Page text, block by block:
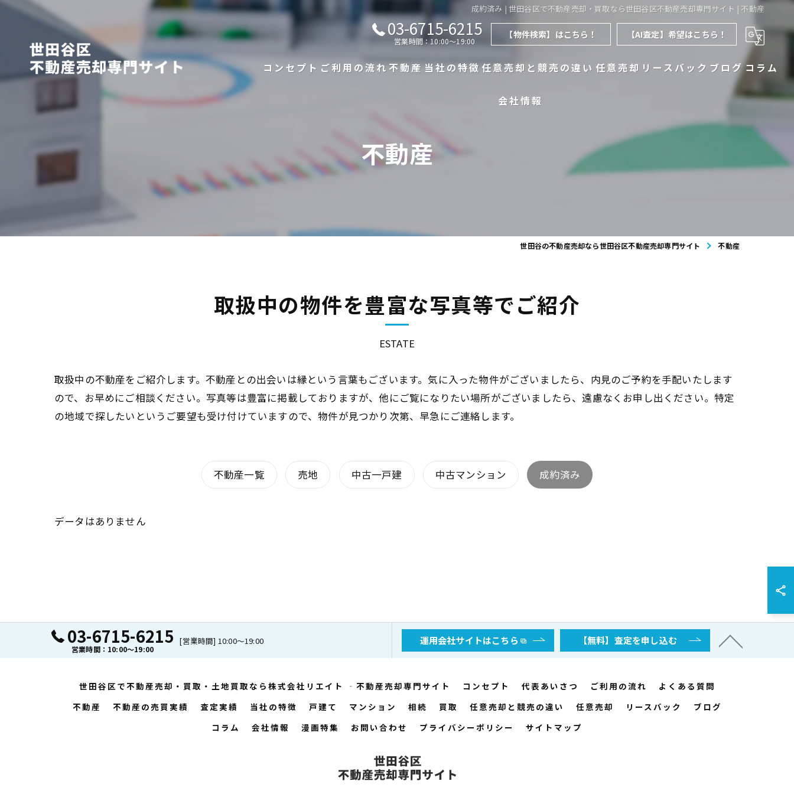
成約済み | 世田谷区で不動産売却・買取なら世田谷区不動産売却専門サイト | 不動産
03-6715-6215
営業時間：10:00～19:00
【物件検索】はこちら！ 【AI査定】希望はこちら！
コンセプト ご利用の流れ不動産
査定実績
当社の特徴任意売却と競売の違い 任意売却 リースバック ブログコラム
会社情報
不動産
世田谷の不動産売却なら世田谷区不動産売却専門サイト 不動産
取扱中の物件を豊富な写真等でご紹介
ESTATE
取扱中の不動産をご紹介します。不動産との出会いは縁という言葉もございます。気に入った物件がございましたら、内見のご予約を手配いたします
ので、お早めにご相談ください。写真等は豊富に掲載しておりますが、他にご覧になりたい場所がございましたら、遠慮なくお申し出ください。特定
の地域で探したいというご要望も受け付けていますので、物件が見つかり次第、早急にご連絡します。
不動産一覧 売地 中古一戸建 中古マンション 成約済み
データはありません
03-6715-6215
営業時間：10:00～19:00
[営業時間] 10:00〜19:00 運用会社サイトはこちら 【無料】査定を申し込む
世田谷区で不動産売却・買取・土地買取なら株式会社リエイト ‐不動産売却専門サイト コンセプト 代表あいさつ ご利用の流れ
よくある質問
不動産
不動産の売買実績 査定実績 当社の特徴 戸建て マンション 相続 買取 任意売却と競売の違い 任意売却 リースバック
ブログ
コラム
会社情報 漫画特集 お問い合わせ プライバシーポリシー サイトマップ